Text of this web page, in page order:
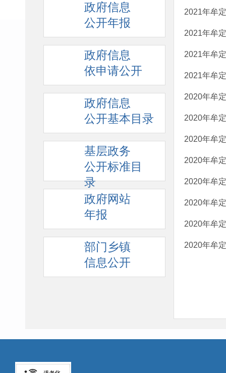
政府信息
公开年报
政府信息
依申请公开
政府信息
公开基本目录
基层政务
公开标准目
录
政府网站
年报
部门乡镇
信息公开
2021年牟
2021年牟
2021年牟
2021年牟
2020年牟
2020年牟
2020年牟
2020年牟
2020年牟
2020年牟
2020年牟
2020年牟